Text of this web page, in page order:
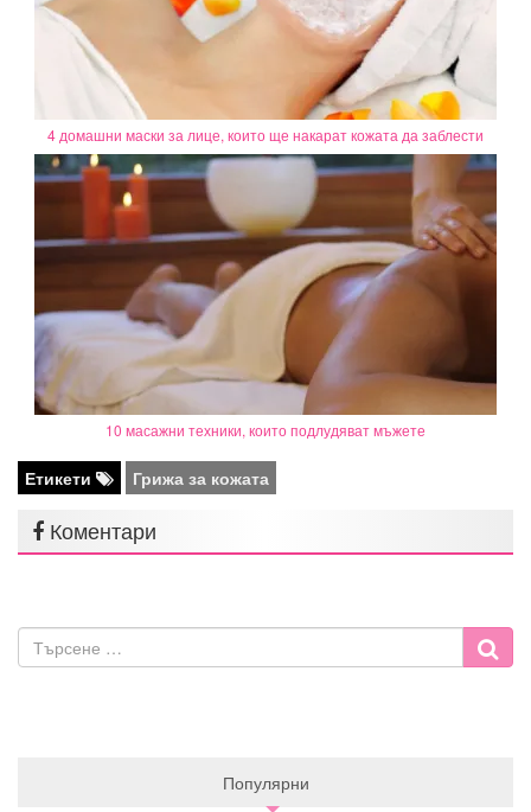
4 домашни маски за лице, които ще накарат кожата да заблести
10 масажни техники, които подлудяват мъжете
Етикети Грижа за кожата
Коментари
Популярни